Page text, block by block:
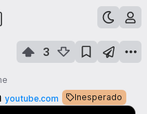
3
youtube.com Inesperado